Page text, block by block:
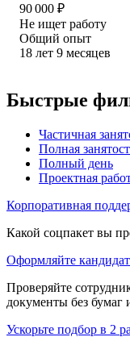
90 000 ₽
Не ищет работу
Общий опыт
18 лет 9 месяцев
Быстрые
Частичная
Полная
Полный день
Проектная
Корпоративная
Какой соцпакет вы
Оформляйте
Проверяйте
документы без бумаг
Ускорьте подбор в 2